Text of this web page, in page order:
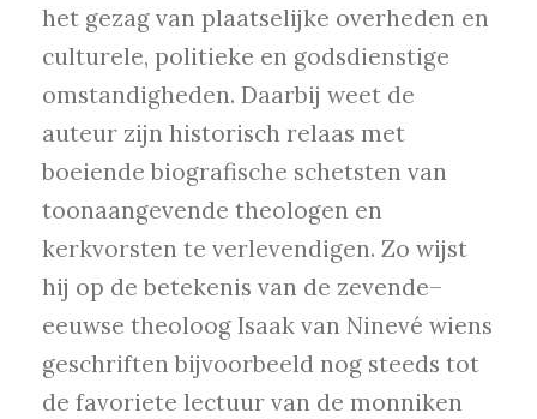
het gezag van plaatselijke overheden en
culturele, politieke en godsdienstige
omstandigheden. Daarbij weet de
auteur zijn historisch relaas met
boeiende biografische schetsten van
toonaangevende theologen en
kerkvorsten te verlevendigen. Zo wijst
hij op de betekenis van de zevende–
eeuwse theoloog Isaak van Ninevé wiens
geschriften bijvoorbeeld nog steeds tot
de favoriete lectuur van de monniken